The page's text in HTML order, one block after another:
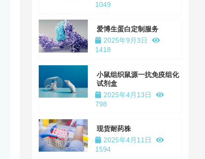
1049
爱博生蛋白定制服务
2025年9月3日
1418
小鼠组织鼠源一抗免疫组化
试剂盒
2025年4月13日
798
现货耐药株
2025年4月11日
1594